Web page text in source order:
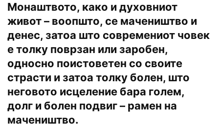
Монаштвото, како и духовниот
живот – воопшто, се мачеништво и
денес, затоа што современиот човек
е толку поврзан или заробен,
односно поистоветен со своите
страсти и затоа толку болен, што
неговото исцеление бара голем,
долг и болен подвиг – рамен на
мачеништво.